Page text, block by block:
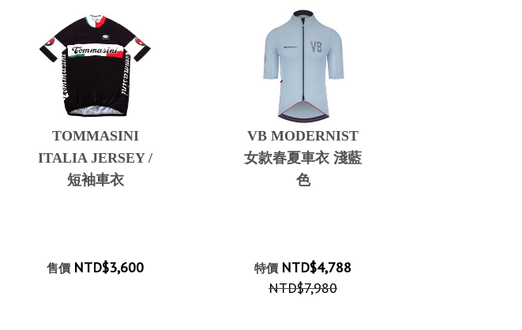
TOMMASINI
ITALIA JERSEY /
短袖車衣
售價 NTD$3,600
VB MODERNIST
女款春夏車衣 淺藍
色
特價 NTD$4,788
NTD$7,980